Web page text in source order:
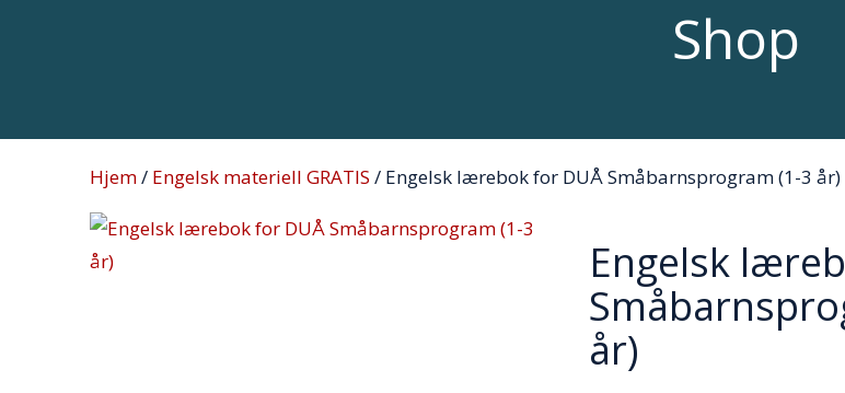
Shop
Hjem/ Engelsk materiell GRATIS / Engelsk lærebok for DUÅ Småbarnsprogram (1-3 år)
Engelsk
år)